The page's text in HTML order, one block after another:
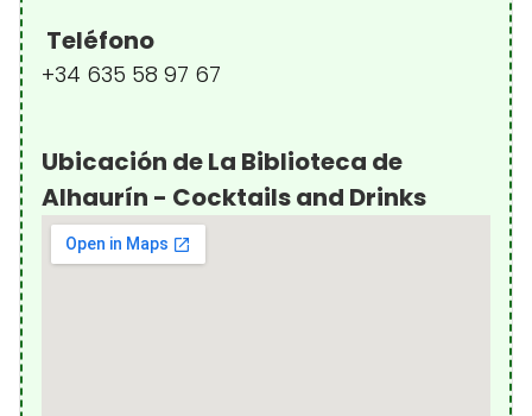
Teléfono
+34 635 58 97 67
Ubicación de La Biblioteca de
Alhaurín - Cocktails and Drinks